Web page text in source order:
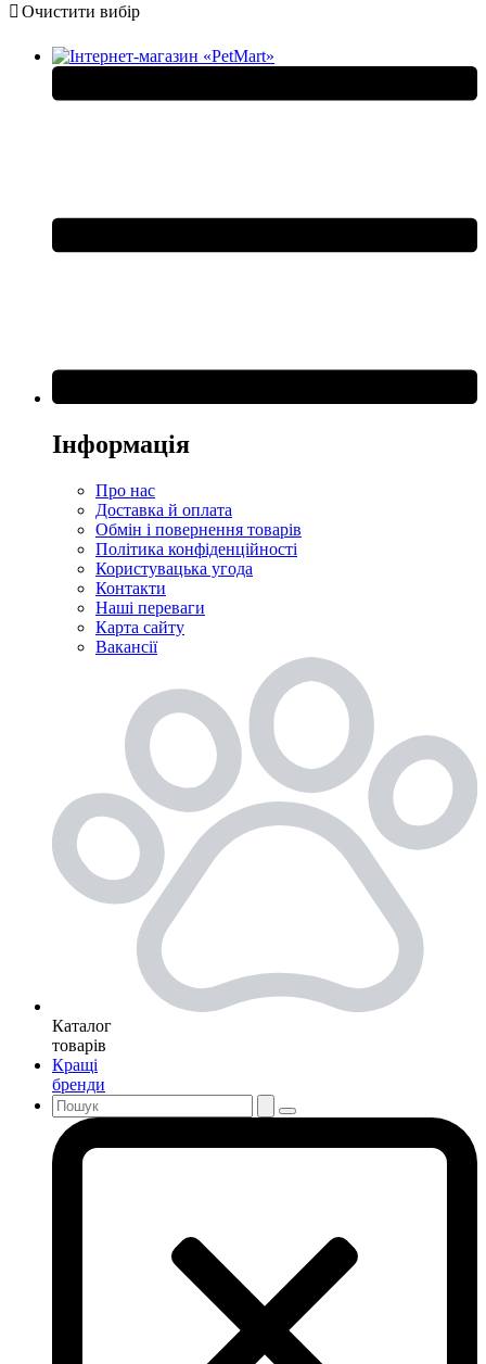
Очистити вибір
Інформація
Про нас
Доставка й оплата
Обмін і повернення товарів
Політика конфіденційності
Користувацька угода
Контакти
Наші переваги
Карта сайту
Вакансії
Каталог
товарів
Кращі
бренди